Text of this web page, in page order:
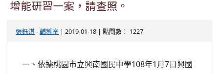
增能研習一案，請查照。
張鈺淇-輔導室 | 2019-01-18 | 點閱數： 1227
一、依據桃園市立興南國民中學108年1月7日興國